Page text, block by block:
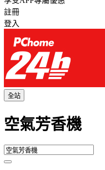
註冊
登入
全站
空氣芳香機